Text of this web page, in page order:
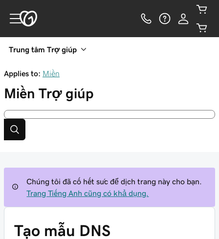
Trung tâm Trợ giúp
Applies to: Miền
Miền Trợ giúp
Chúng tôi đã cố hết sức để dịch trang này cho bạn.
Trang Tiếng Anh cũng có khả dụng.
Tạo mẫu DNS